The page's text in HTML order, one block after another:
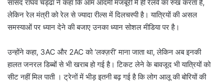
सांसद राघव चड्ढा ने कहा कि आम आदमी मजबूरी में ही रेलवे का रुख करता है,
लेकिन रेल मंत्री को रेल से ज्यादा रील्स में दिलचस्पी है। यात्रियों की असल
समस्याओं पर ध्यान देने की बजाए उनका ध्यान सोशल मीडिया पर है।
उन्होंने कहा, 3AC और 2AC को ‘लक्ज़री’ माना जाता था, लेकिन अब इनकी
हालत जनरल डिब्बों से भी खराब हो गई है। टिकट लेने के बावजूद भी यात्रियों को
सीट नहीं मिल पाती । ट्रेनों में भीड़ इतनी बढ़ गई है कि लोग आलू की बोरियों की